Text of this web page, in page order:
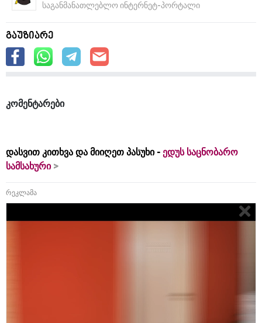
საგანმანათლებლო ინტერნეტ-პორტალი
გაუზიარე
კომენტარები
დასვით კითხვა და მიიღეთ პასუხი - ედუს საცნობარო
სამსახური
რეკლამა